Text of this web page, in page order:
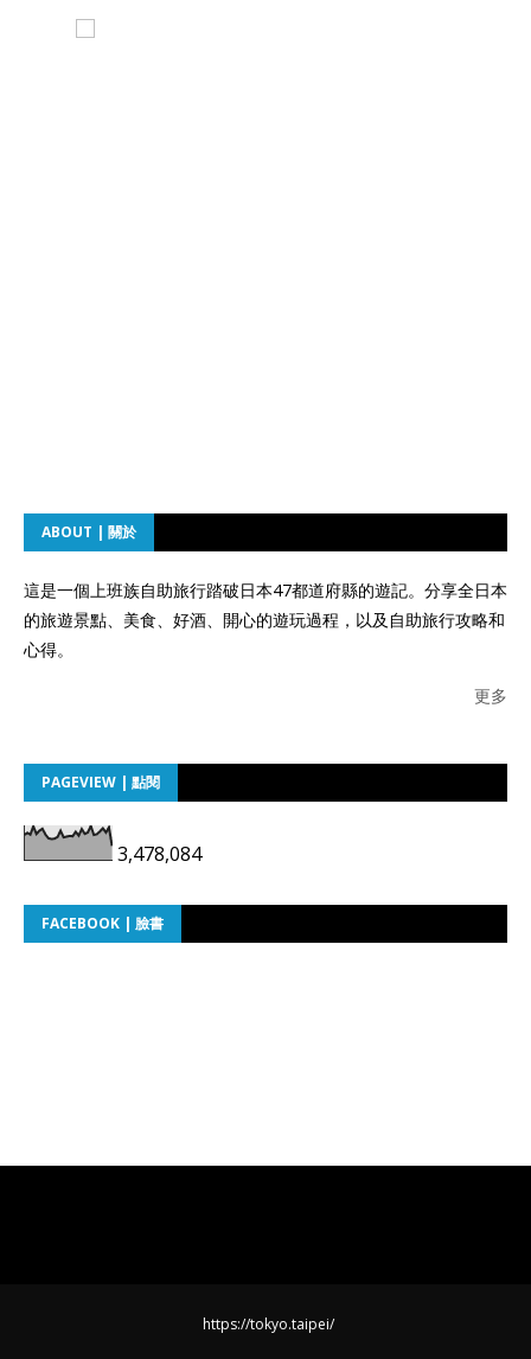
ABOUT | 關於
這是一個上班族自助旅行踏破日本47都道府縣的遊記。分享全日本
的旅遊景點、美食、好酒、開心的遊玩過程，以及自助旅行攻略和
心得。
更多
PAGEVIEW | 點閱
3,478,084
FACEBOOK | 臉書
https://tokyo.taipei/